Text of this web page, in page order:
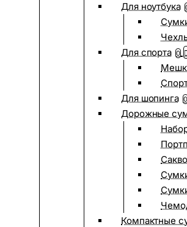
Для ноутбука
Для спорта 0
Для шопинга 0
Дорожные
Компактные